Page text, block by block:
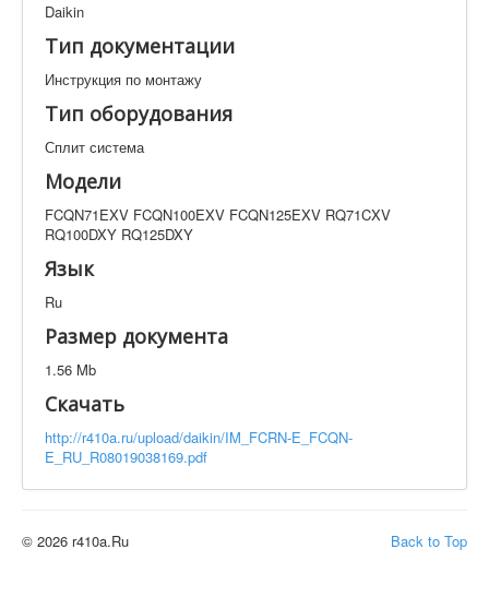
Новости
Контакты
Техническая документация
FCQN71EXV FCQN100EXV FCQN125EXV RQ71CXV
Искать
Производитель
Элементов на страницу
Daikin
Тип документации
Инструкция по монтажу
Тип оборудования
Сплит система
Модели
FCQN71EXV FCQN100EXV FCQN125EXV RQ71CXV
RQ100DXY RQ125DXY
Язык
Ru
Размер документа
1.56 Mb
Скачать
http://r410a.ru/upload/daikin/IM_FCRN-E_FCQN-
E_RU_R08019038169.pdf
Back to Top
© 2026 r410a.Ru